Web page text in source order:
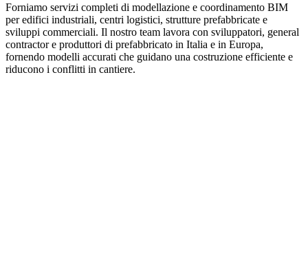
Forniamo servizi completi di modellazione e coordinamento BIM
per edifici industriali, centri logistici, strutture prefabbricate e
sviluppi commerciali. Il nostro team lavora con sviluppatori, general
contractor e produttori di prefabbricato in Italia e in Europa,
fornendo modelli accurati che guidano una costruzione efficiente e
riducono i conflitti in cantiere.